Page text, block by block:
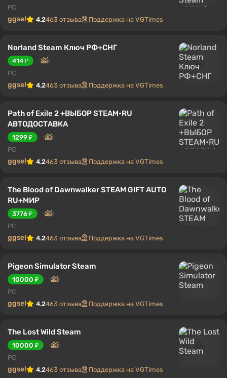
PC
ggsel 4.2463 отзыва Поддержка на VGTimes
Norland Steam Ключ РФ+СНГ
414 ₽
PC
ggsel 4.2463 отзыва Поддержка на VGTimes
Path of Exile 2 +ВЫБОР STEAM•RU
АВТОДОСТАВКА
1299 ₽
PC
ggsel 4.2463 отзыва Поддержка на VGTimes
The Blood of Dawnwalker STEAM GIFT AUTO
RU+МИР
3776 ₽
PC
ggsel 4.2463 отзыва Поддержка на VGTimes
Pigeon Simulator Steam
10000 ₽
PC
ggsel 4.2463 отзыва Поддержка на VGTimes
The Lost Wild Steam
10000 ₽
PC
ggsel 4.2463 отзыва Поддержка на VGTimes